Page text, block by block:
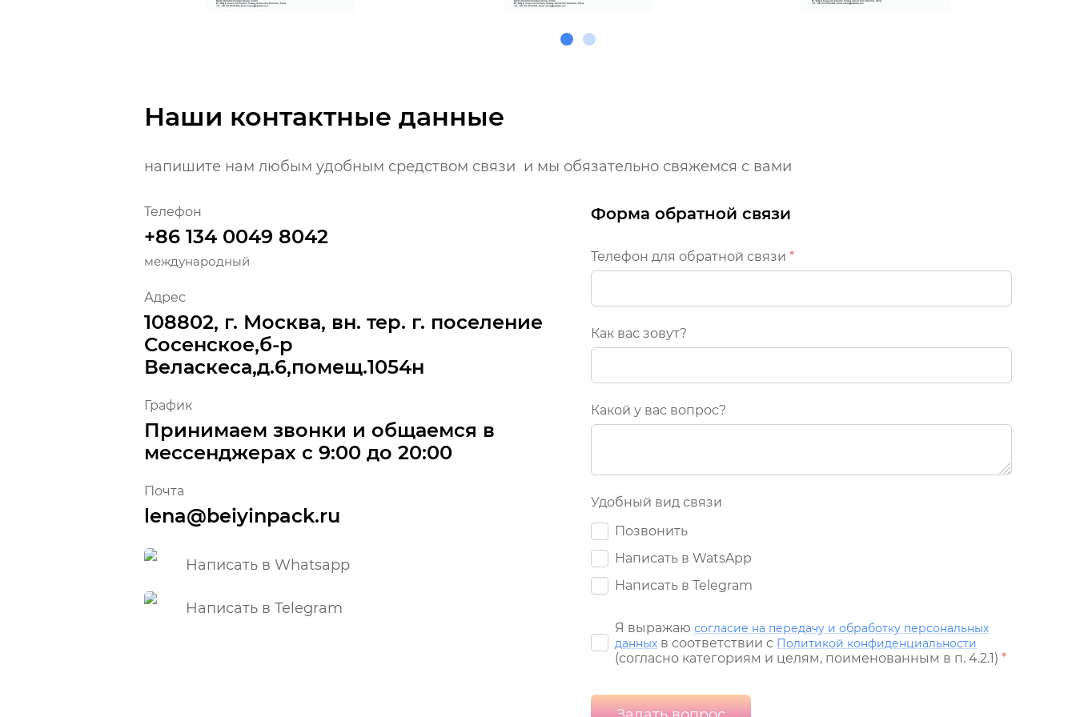
Наши контактные данные
напишите нам любым удобным средством связи и мы обязательно свяжемся с вами
Телефон
+86 134 0049 8042
международный
Адрес
108802, г. Москва, вн. тер. г. поселение
Сосенское,б-р
Веласкеса,д.6,помещ.1054н
График
Принимаем звонки и общаемся в
мессенджерах с 9:00 до 20:00
Почта
lena@beiyinpack.ru
Написать в Whatsapp
Написать в Telegram
Форма обратной связи
Телефон для обратной связи *
Как вас зовут?
Какой у вас вопрос?
Удобный вид связи
Позвонить
Написать в WatsApp
Написать в Telegram
Я выражаю согласие на передачу и обработку персональных
данных в соответствии с Политикой конфиденциальности
(согласно категориям и целям, поименованным в п. 4.2.1) *